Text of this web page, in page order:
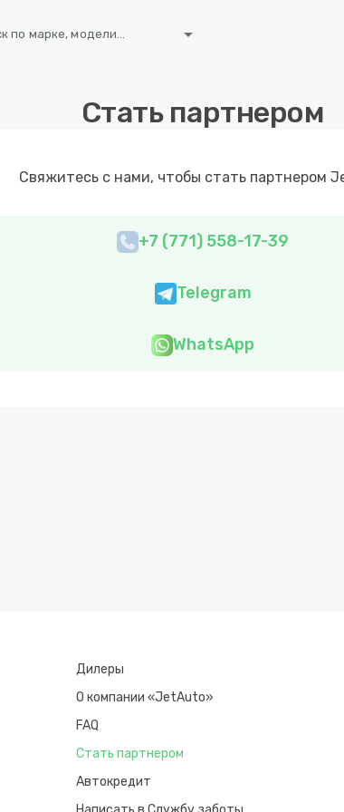
по марке, модели... arrow_drop_down
Стать партнером
Свяжитесь с нами, чтобы стать партнером
+7 (771) 558-17-39
Telegram
WhatsApp
Дилеры
О компании «JetAuto»
FAQ
Стать партнером
Автокредит